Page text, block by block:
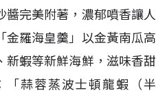
醬完美附著，濃郁噴香讓人
金羅海皇羹」以金黃南瓜高
新蝦等新鮮海鮮，滋味香甜
「蒜蓉蒸波士頓龍蝦（半